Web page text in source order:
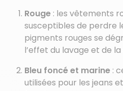
Rouge : les vêtements
susceptibles de perdre
pigments rouges se
l’effet du lavage et de
Bleu foncé et marine :
utilisées pour les jeans